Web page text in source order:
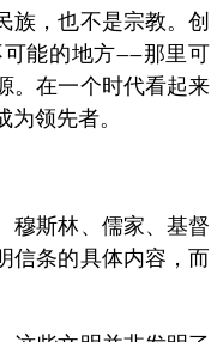
族，也不是宗教。创
能的地方——那里可
。在一个时代看起来
领先者。
穆斯林、儒家、基督
信条的具体内容，而